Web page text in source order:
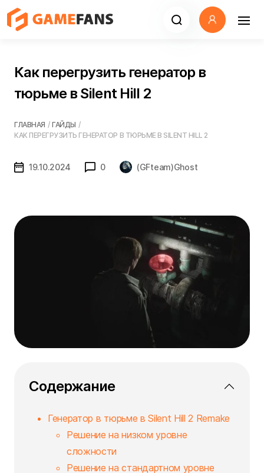
Как перегрузить генератор в
тюрьме в Silent Hill 2
ГЛАВНАЯ / ГАЙДЫ /
КАК ПЕРЕГРУЗИТЬ ГЕНЕРАТОР В ТЮРЬМЕ В SILENT HILL 2
19.10.2024 0 (GFteam)Ghost
Содержание
Генератор в тюрьме в Silent Hill 2 Remake
Решение на низком уровне
сложности
Решение на стандартном уровне